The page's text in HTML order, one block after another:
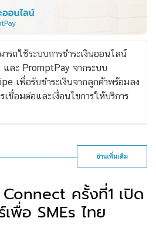
รถใช้ระบบการชำระเงินออนไลน์
และ PromptPay จากระบบ
เพื่อรับชำระเงินจากลูกค้าพร้อมลง
ชื่อมต่อและเงื่อนไขการให้บริการ
อ่านเพิ่มเติม
ครั้งที่1 เปิด
พื่อ SMEs ไทย